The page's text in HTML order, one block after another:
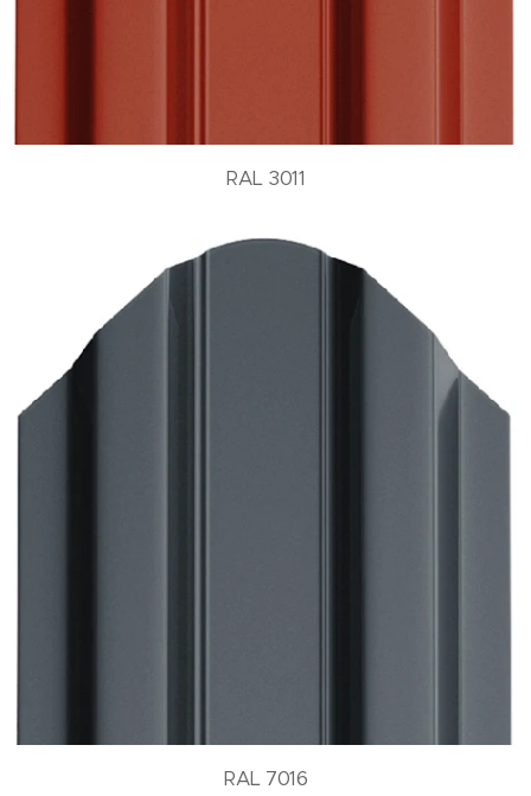
RAL 3011
RAL 7016